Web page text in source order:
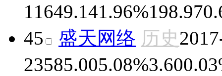
11649.141.96%198.97
45
盛天网络 历史
23585.005.08%3.60